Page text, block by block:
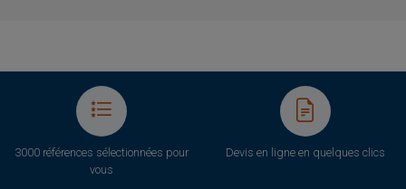
3000 références sélectionnées pour
vous
Devis en ligne en quelques clics